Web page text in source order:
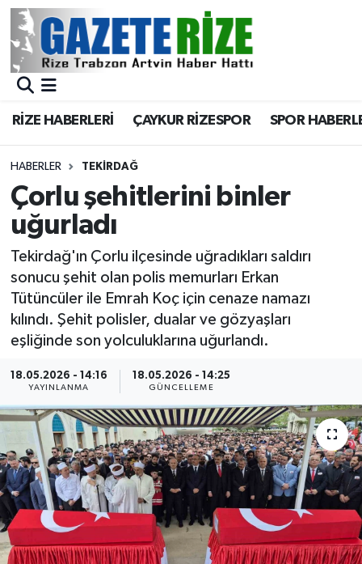
RİZE HABERLERİ ÇAYKUR RİZESPOR SPOR
HABERLER TEKIRDAĞ
Çorlu şehitlerini binler
uğurladı
Tekirdağ'ın Çorlu ilçesinde uğradıkları saldırı
sonucu şehit olan polis memurları Erkan
Tütüncüler ile Emrah Koç için cenaze namazı
kılındı. Şehit polisler, dualar ve gözyaşları
eşliğinde son yolculuklarına uğurlandı.
18.05.2026 - 14:16
YAYINLANMA
18.05.2026 - 14:25
GÜNCELLEME
BÖLGEMİZ
Asayiş
Rize Jandarma Komutanlığı
Bilim Teknoloji
Bölge
Canlı Maç
ÇEVRE
Dış Haberler
Dünya
EĞİTİM
EKONOMİ
Merkez Nöbetçi Eczaneler
Merkez Trafik Yoğunluk Haritası
Süper Lig Puan Durumu ve Fikstür
Tüm Manşetler
Son Dakika Haberleri